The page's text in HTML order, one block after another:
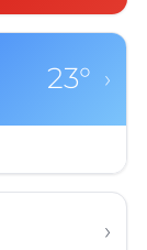
23° ›
›